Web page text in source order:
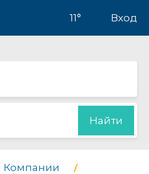
11° Вход
Найти
Компании